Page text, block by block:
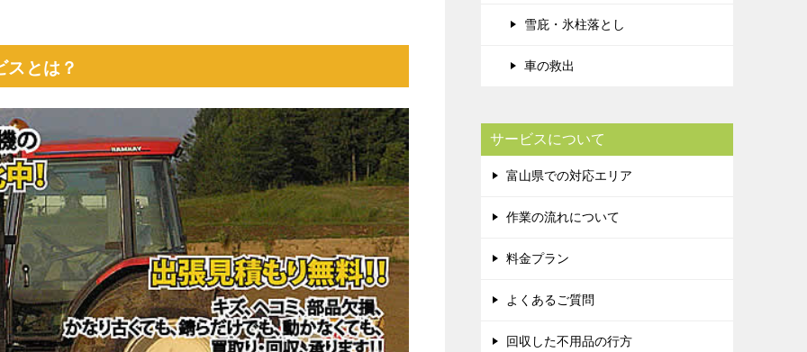
とは？
雪庇・氷柱落とし
車の救出
サービスについて
富山県での対応エリア
作業の流れについて
料金プラン
よくあるご質問
回収した不用品の行方